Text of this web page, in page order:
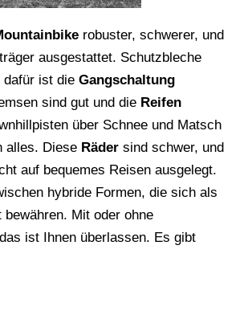
robuster, schwerer, und
ausgestattet. Schutzbleche
dafür ist die Gangschaltung
sind gut und die Reifen
über Schnee und Matsch
alles. Diese Räder sind schwer, und
auf bequemes Reisen ausgelegt.
hybride Formen, die sich als
bewähren. Mit oder ohne
ist Ihnen überlassen. Es gibt